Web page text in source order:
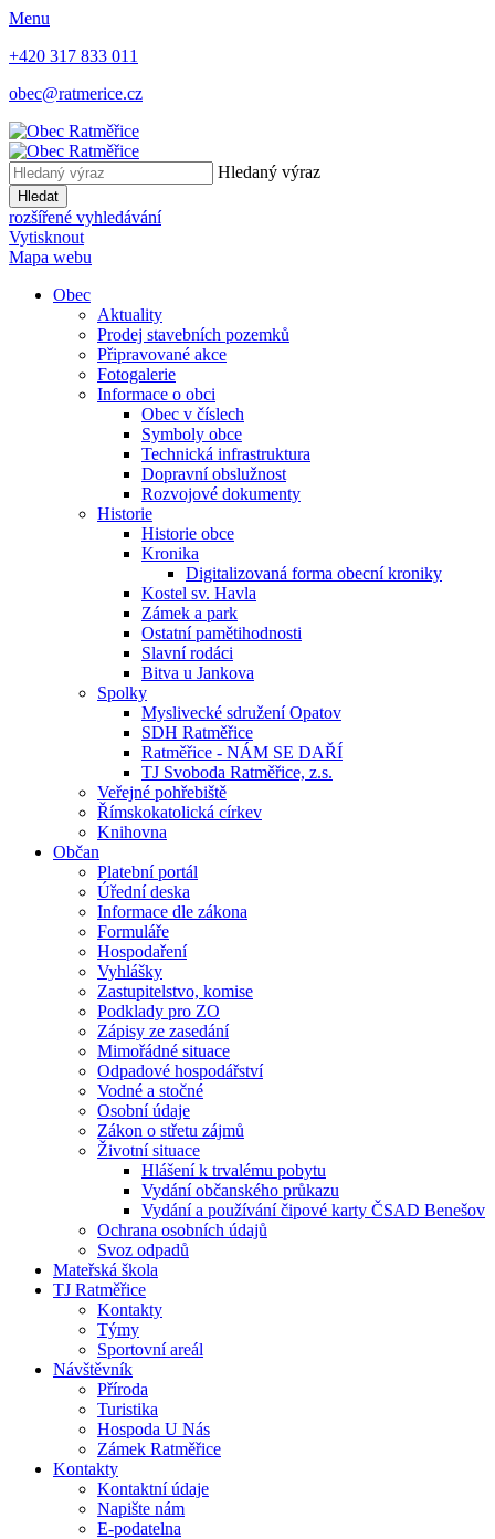
Menu
+420 317 833 011
obec@ratmerice.cz
Hledaný výraz
Hledat
rozšířené vyhledávání
Vytisknout
Mapa webu
Obec
Aktuality
Prodej stavebních pozemků
Připravované akce
Fotogalerie
Informace o obci
Obec v číslech
Symboly obce
Technická infrastruktura
Dopravní obslužnost
Rozvojové dokumenty
Historie
Historie obce
Kronika
Digitalizovaná forma obecní kroniky
Kostel sv. Havla
Zámek a park
Ostatní pamětihodnosti
Slavní rodáci
Bitva u Jankova
Spolky
Myslivecké sdružení Opatov
SDH Ratměřice
Ratměřice - NÁM SE DAŘÍ
TJ Svoboda Ratměřice, z.s.
Veřejné pohřebiště
Římskokatolická církev
Knihovna
Občan
Platební portál
Úřední deska
Informace dle zákona
Formuláře
Hospodaření
Vyhlášky
Zastupitelstvo, komise
Podklady pro ZO
Zápisy ze zasedání
Mimořádné situace
Odpadové hospodářství
Vodné a stočné
Osobní údaje
Zákon o střetu zájmů
Životní situace
Hlášení k trvalému pobytu
Vydání občanského průkazu
Vydání a používání čipové karty ČSAD Benešov
Ochrana osobních údajů
Svoz odpadů
Mateřská škola
TJ Ratměřice
Kontakty
Týmy
Sportovní areál
Návštěvník
Příroda
Turistika
Hospoda U Nás
Zámek Ratměřice
Kontakty
Kontaktní údaje
Napište nám
E-podatelna